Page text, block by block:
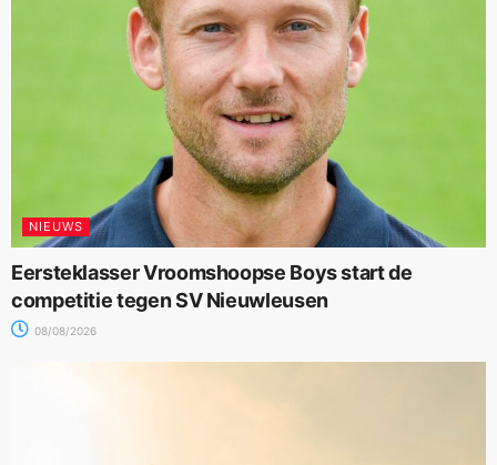
NIEUWS
Eersteklasser Vroomshoopse Boys start de
competitie tegen SV Nieuwleusen
08/08/2026